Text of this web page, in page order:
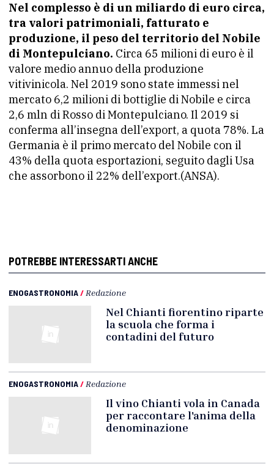
Nel complesso è di un miliardo di euro circa,
tra valori patrimoniali, fatturato e
produzione, il peso del territorio del Nobile
di Montepulciano. Circa 65 milioni di euro è il
valore medio annuo della produzione
vitivinicola. Nel 2019 sono state immessi nel
mercato 6,2 milioni di bottiglie di Nobile e circa
2,6 mln di Rosso di Montepulciano. Il 2019 si
conferma all’insegna dell’export, a quota 78%. La
Germania è il primo mercato del Nobile con il
43% della quota esportazioni, seguito dagli Usa
che assorbono il 22% dell’export.(ANSA).
POTREBBE INTERESSARTI ANCHE
ENOGASTRONOMIA/ Redazione
Nel Chianti fiorentino riparte
la scuola che forma i
contadini del futuro
ENOGASTRONOMIA/ Redazione
Il vino Chianti vola in Canada
per raccontare l'anima della
denominazione